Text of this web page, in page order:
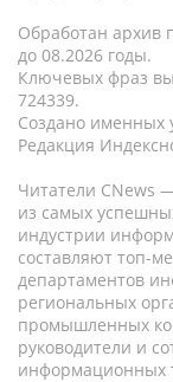
Обработан архив
до 08.2026 годы.
Ключевых фраз
724339.
Создано именных
Редакция
Читатели CNews
из самых
индустрии
составляют топ-
департаментов
региональных
промышленных
руководители и
информационных